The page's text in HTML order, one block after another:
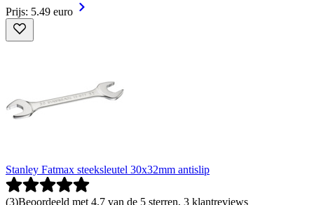
Prijs: 5.49 euro
Stanley Fatmax steeksleutel 30x32mm antislip
(3)Beoordeeld met 4.7 van de 5 sterren, 3 klantreviews